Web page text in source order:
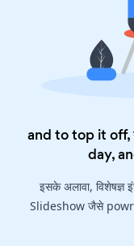
and to top it off,
day,
इसके अलावा, विशेषज्ञ
Slideshow जैसे powr